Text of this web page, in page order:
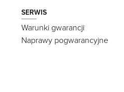
SERWIS
Warunki gwarancji
Naprawy pogwarancyjne